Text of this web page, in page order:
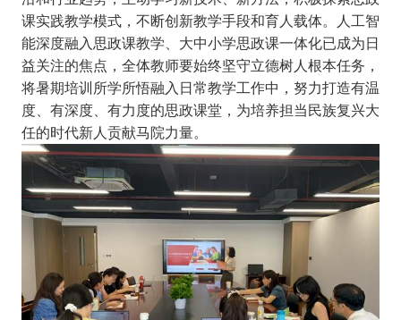
课实践教学模式，不断创新教学手段和育人载体。人工智
能深度融入思政课教学、大中小学思政课一体化已成为日
益关注的焦点，全体教师要始终坚守立德树人根本任务，
将暑期培训所学所悟融入日常教学工作中，努力打造有温
度、有深度、有力度的思政课堂，为培养担当民族复兴大
任的时代新人贡献马院力量。